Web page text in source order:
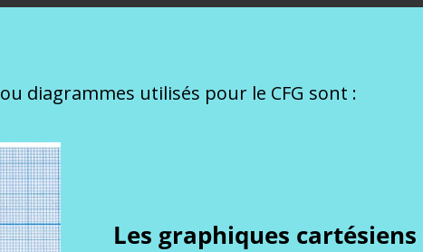
de
de
ou diagrammes utilisés pour le CFG sont :
Les graphiques cartésiens